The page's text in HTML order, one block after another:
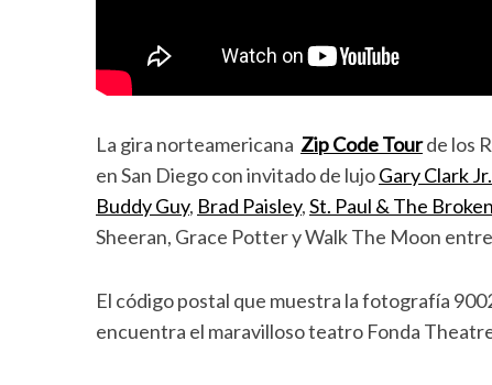
La gira norteamericana Zip Code Tourde los
en San Diego con invitado de lujoGary Clark Jr.
Buddy Guy, Brad Paisley,St. Paul & The
Sheeran, Grace Potter y Walk The Moon
El código postal que muestra la fotografía
encuentra el maravilloso teatro Fonda